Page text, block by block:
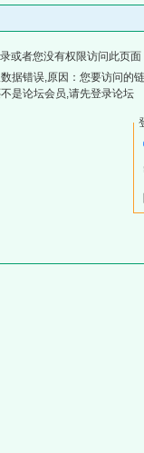
或者您没有权限访问此页
据错误,原因：您要访问的
是论坛会员,请先登录论坛